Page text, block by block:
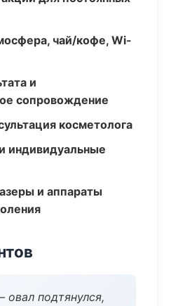
чай/кофе, Wi-
и
сопровождение
косметолога
индивидуальные
и аппараты
овал подтянулся,